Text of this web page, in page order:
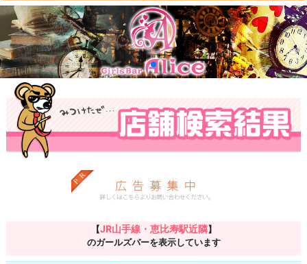
【JR山手線・恵比寿駅近隣】
のガールズバーを表示しています